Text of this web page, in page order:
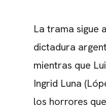
La trama sigue
dictadura
mientras que
Ingrid Luna
los horrores